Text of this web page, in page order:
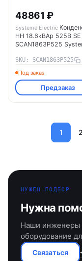
48861 ₽
Systeme Electric
НН 18.6кВАр 525В SE
SCAN1863P525
SKU: SCAN1863P525
Под заказ
Предзаказ
1 2
НУЖЕН ПОДБОР
Нужна
Наши инженеры
оборудование
Связаться